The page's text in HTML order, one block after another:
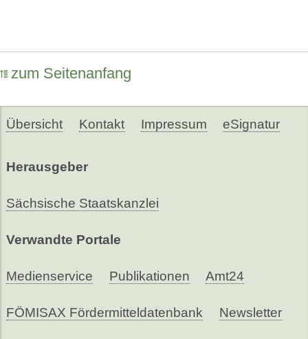
zum Seitenanfang
Übersicht Kontakt Impressum eSignatur
Herausgeber
Sächsische Staatskanzlei
Verwandte Portale
Medienservice Publikationen Amt24
FÖMISAX Fördermitteldatenbank Newsletter